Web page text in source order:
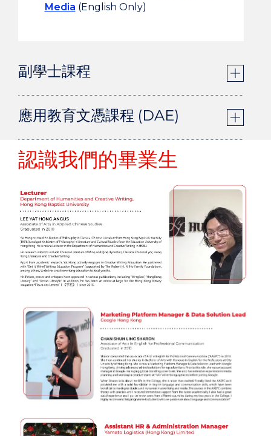
Media (English Only)
副學士課程
應用教育文憑課程 (DAE)
認識我們的畢業生